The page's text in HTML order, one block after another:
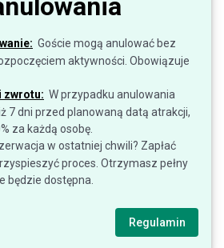
Goście mogą anulować bez
aktywności. Obowiązuje
zwrotu: W przypadku anulowania
7 dni przed planowaną datą atrakcji,
za każdą osobę.
w ostatniej chwili? Zapłać
proces. Otrzymasz pełny
będzie dostępna.
Regulamin